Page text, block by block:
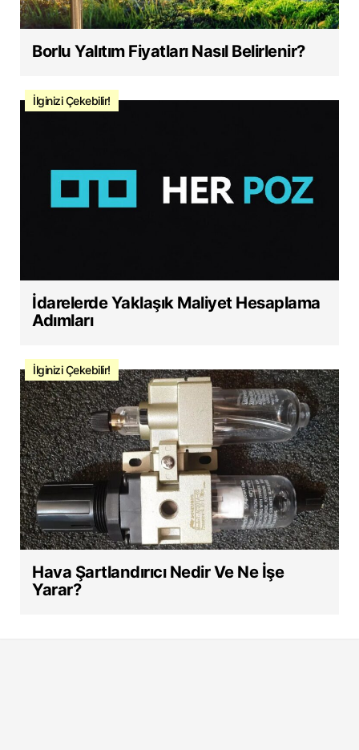
Borlu Yalıtım Fiyatları Nasıl Belirlenir?
İlginizi Çekebilir!
İdarelerde Yaklaşık Maliyet Hesaplama
Adımları
İlginizi Çekebilir!
Hava Şartlandırıcı Nedir Ve Ne İşe
Yarar?